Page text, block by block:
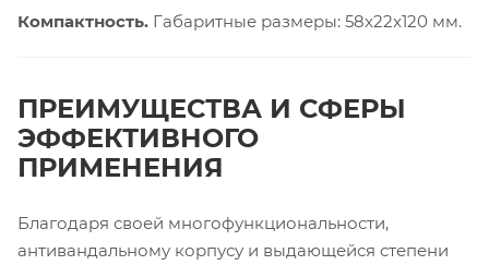
Компактность. Габаритные размеры: 58x22x120 мм.
ПРЕИМУЩЕСТВА И СФЕРЫ
ЭФФЕКТИВНОГО
ПРИМЕНЕНИЯ
Благодаря своей многофункциональности,
антивандальному корпусу и выдающейся степени